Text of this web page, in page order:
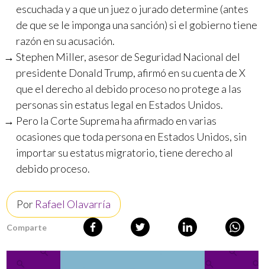
escuchada y a que un juez o jurado determine (antes
de que se le imponga una sanción) si el gobierno tiene
razón en su acusación.
Stephen Miller, asesor de Seguridad Nacional del
presidente Donald Trump, afirmó en su cuenta de X
que el derecho al debido proceso no protege a las
personas sin estatus legal en Estados Unidos.
Pero la Corte Suprema ha afirmado en varias
ocasiones que toda persona en Estados Unidos, sin
importar su estatus migratorio, tiene derecho al
debido proceso.
Por Rafael Olavarría
Comparte